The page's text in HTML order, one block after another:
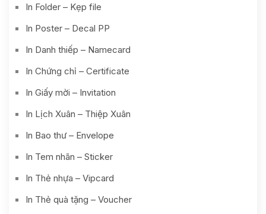
In Folder – Kẹp file
In Poster – Decal PP
In Danh thiếp – Namecard
In Chứng chỉ – Certificate
In Giấy mời – Invitation
In Lịch Xuân – Thiệp Xuân
In Bao thư – Envelope
In Tem nhãn – Sticker
In Thẻ nhựa – Vipcard
In Thẻ quà tặng – Voucher